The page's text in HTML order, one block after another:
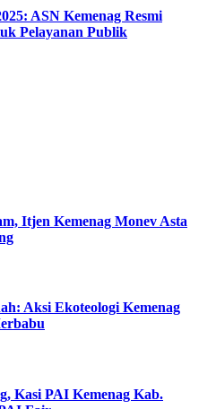
ASN Kemenag Resmi
Pelayanan Publik
Itjen Kemenag Monev Asta
Aksi Ekoteologi Kemenag
Kasi PAI Kemenag Kab.